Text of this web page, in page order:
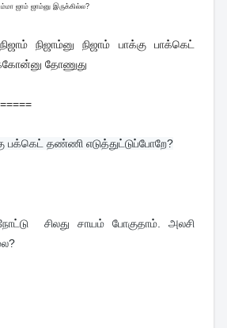
ஜாம் ஜாம்னு இருக்கில்ல?
நிஜாம்னு நிஜாம் பாக்கு பாக்கெட்
தோணுது
பக்கெட் தண்ணி எடுத்துட்டுப்போறே?